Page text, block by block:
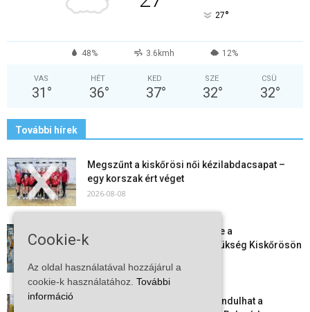
27°
48% 3.6kmh 12%
VAS
31 °
HÉT
36°
KED
37°
SZE
32°
CSÜ
32°
További hírek
Megszűnt a kiskőrösi női kézilabdacsapat –
egy korszak ért véget
2026-08-08
Aktuális állásajánlatok: ezekre a
munkavállalókra van most szükség Kiskőrösön
2026-08-07
Vitézy Dávid: már ősszel újraindulhat a
Cookie-k
Az oldal használatával hozzájárul a
cookie-k használatához. További
információ